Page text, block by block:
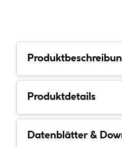
Produktdetails
Datenblätter &